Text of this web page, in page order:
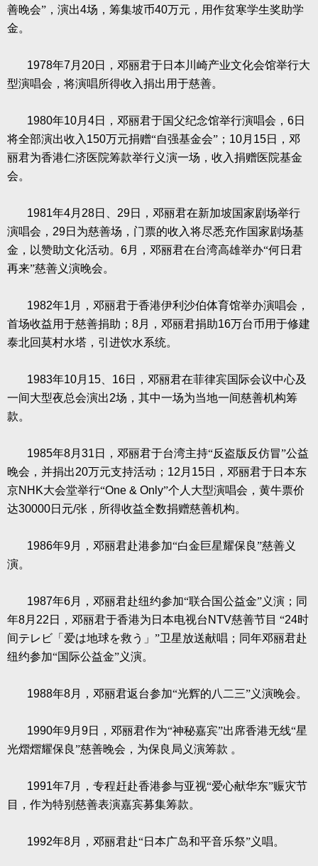
善晚会”，演出4场，筹集坡币40万元，用作贫寒学生奖助学
金。
1978年7 月 20日，邓丽君于日本川崎产业文化会馆举行大
型演唱会，将演唱所得收入捐出用于慈善。
1980年10月 4日，邓丽君于国父纪念馆举行演唱会， 6日
将全部演出收入 150万元捐赠“自强基金会”； 10月 15日，邓
丽君为香港仁济医院筹款举行义演一场，收入捐赠医院基金
会。
1981年4月 28日、 29日，邓丽君在新加坡国家剧场举行
演唱会， 29日为慈善场，门票的收入将尽悉充作国家剧场基
金，以赞助文化活动。 6月，邓丽君在台湾高雄举办“何日君
再来”慈善义演晚会。
1982年1 月，邓丽君于香港伊利沙伯体育馆举办演唱会，
首场收益用于慈善捐助； 8月，邓丽君捐助16万台币用于修建
泰北回莫村水塔，引进饮水系统。
1983年10月 15 16日，邓丽君在菲律宾国际会议中心及
一间大型夜总会演出2场，其中一场为当地一间慈善机构筹
款。
1985年8月 31 日，邓丽君于台湾主持“反盗版反仿冒”公益
晚会，并捐出20万元支持活动； 12 月 15日，邓丽君于日本东
京NHK大会堂举行“One & Only”个人大型演唱会，黄牛票价
达30000日元/张，所得收益全数捐赠慈善机构。
1986年9月，邓丽君赴港参加“白金巨星耀保良”慈善义
演。
1987年6月，邓丽君赴纽约参加“联合国公益金”义演；同
年8月 22 日，邓丽君于香港为日本电视台 NTV慈善节目 “24时
间テレビ「爱は地球を救う」”卫星放送献唱；同年邓丽君赴
纽约参加“国际公益金”义演。
1988年8月，邓丽君返台参加“光辉的八二三”义演晚会。
1990年9月 9日，邓丽君作为“神秘嘉宾”出席香港无线“星
光熠熠耀保良”慈善晚会，为保良局义演筹款 。
1991年7 月，专程赶赴香港参与亚视“爱心献华东”赈灾节
目，作为特别慈善表演嘉宾募集筹款。
1992年8月，邓丽君赴“日本广岛和平音乐祭”义唱。